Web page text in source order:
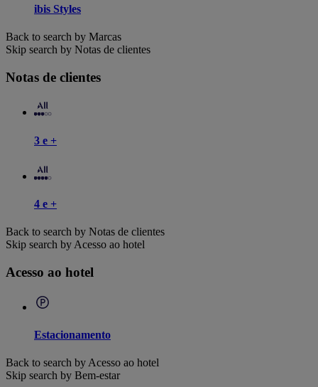
ibis Styles
Back to search by Marcas
Skip search by Notas de clientes
Notas de clientes
3 e +
4 e +
Back to search by Notas de clientes
Skip search by Acesso ao hotel
Acesso ao hotel
Estacionamento
Back to search by Acesso ao hotel
Skip search by Bem-estar